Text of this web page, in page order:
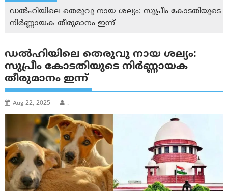
ഡല്‍ഹിയിലെ തെരുവു നായ ശല്യം: സുപ്രീം കോടതിയുടെ
നിര്‍ണ്ണായക തീരുമാനം ഇന്ന്
ഡല്‍ഹിയിലെ തെരുവു നായ ശല്യം:
സുപ്രീം കോടതിയുടെ നിര്‍ണ്ണായക
തീരുമാനം ഇന്ന്
Aug 22, 2025 .